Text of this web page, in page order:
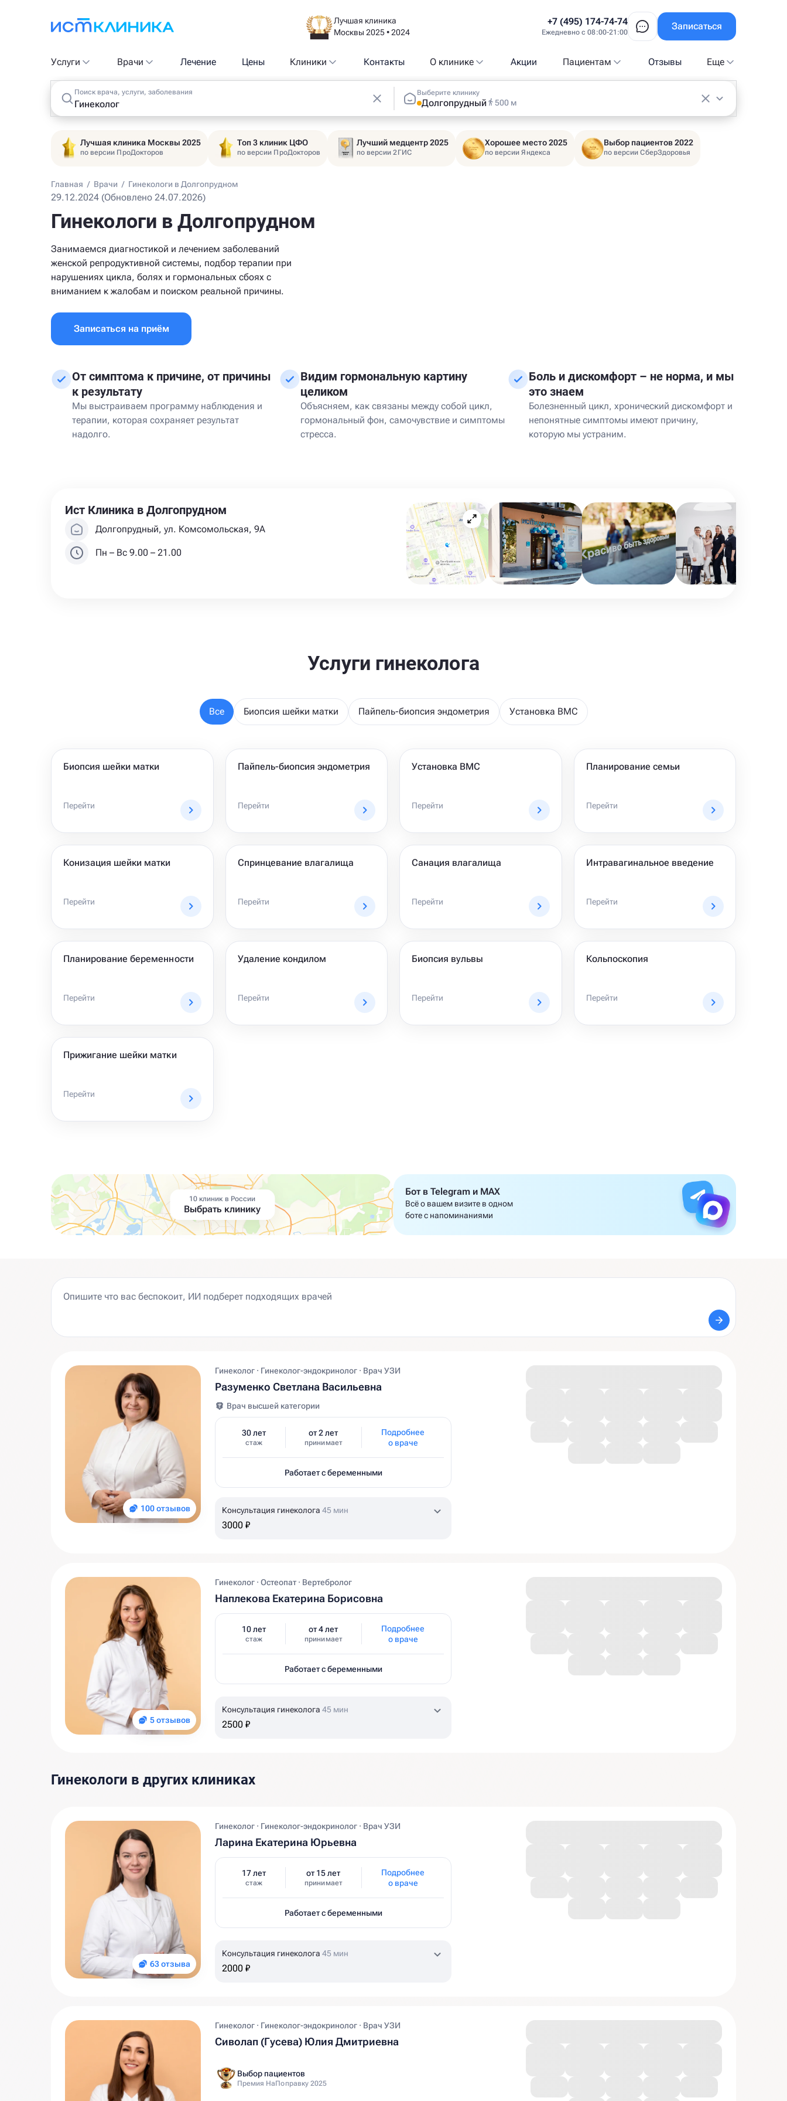
Лучшая клиника
Москвы 2025 • 2024
+7 (495) 174-74-74
Ежедневно с 08:00-21:00
Записаться
Услуги Врачи Лечение Цены Клиники Контакты О клинике Акции Пациентам Отзывы Еще
Поиск врача, услуги, заболевания Выберите клинику
Долгопрудный 500 м
Лучшая клиника Москвы 2025
по версии ПроДокторов
Топ 3 клиник ЦФО
по версии ПроДокторов
Лучший медцентр 2025
по версии 2ГИС
Хорошее место 2025
по версии Яндекса
Выбор пациентов 2022
по версии СберЗдоровья
Главная / Врачи / Гинекологи в Долгопрудном
29.12.2024 (Обновлено 24.07.2026)
Гинекологи в Долгопрудном
Занимаемся диагностикой и лечением заболеваний
женской репродуктивной системы, подбор терапии при
нарушениях цикла, болях и гормональных сбоях с
вниманием к жалобам и поиском реальной причины.
Записаться на приём
От симптома к причине, от причины
к результату
Мы выстраиваем программу наблюдения и
терапии, которая сохраняет результат
надолго.
Видим гормональную картину
целиком
Объясняем, как связаны между собой цикл,
гормональный фон, самочувствие и симптомы
стресса.
Боль и дискомфорт – не норма, и мы
это знаем
Болезненный цикл, хронический дискомфорт и
непонятные симптомы имеют причину,
которую мы устраним.
Ист Клиника в Долгопрудном
Долгопрудный, ул. Комсомольская, 9А
Пн – Вс 9.00 – 21.00
Услуги гинеколога
Все Биопсия шейки матки Пайпель-биопсия эндометрия Установка ВМС
Биопсия шейки матки
Перейти
Пайпель-биопсия эндометрия
Перейти
Установка ВМС
Перейти
Планирование семьи
Перейти
Конизация шейки матки
Перейти
Спринцевание влагалища
Перейти
Санация влагалища
Перейти
Интравагинальное введение
Перейти
Планирование беременности
Перейти
Удаление кондилом
Перейти
Биопсия вульвы
Перейти
Кольпоскопия
Перейти
Прижигание шейки матки
Перейти
10 клиник в России
Выбрать клинику
Бот в Telegram и MAX
Всё о вашем визите в одном
боте с напоминаниями
100 отзывов
Гинеколог · Гинеколог-эндокринолог · Врач УЗИ
Разуменко Светлана Васильевна
Врач высшей категории
30 лет
стаж
от 2 лет
принимает
Подробнее
о враче
Работает с беременными
Консультация гинеколога 45 мин
3000 ₽
5 отзывов
Гинеколог · Остеопат · Вертебролог
Наплекова Екатерина Борисовна
10 лет
стаж
от 4 лет
принимает
Подробнее
о враче
Работает с беременными
Консультация гинеколога 45 мин
2500 ₽
Гинекологи в других клиниках
63 отзыва
Гинеколог · Гинеколог-эндокринолог · Врач УЗИ
Ларина Екатерина Юрьевна
17 лет
стаж
от 15 лет
принимает
Подробнее
о враче
Работает с беременными
Консультация гинеколога 45 мин
2000 ₽
Гинеколог · Гинеколог-эндокринолог · Врач УЗИ
Сиволап (Гусева) Юлия Дмитриевна
Выбор пациентов
Премия НаПоправку 2025